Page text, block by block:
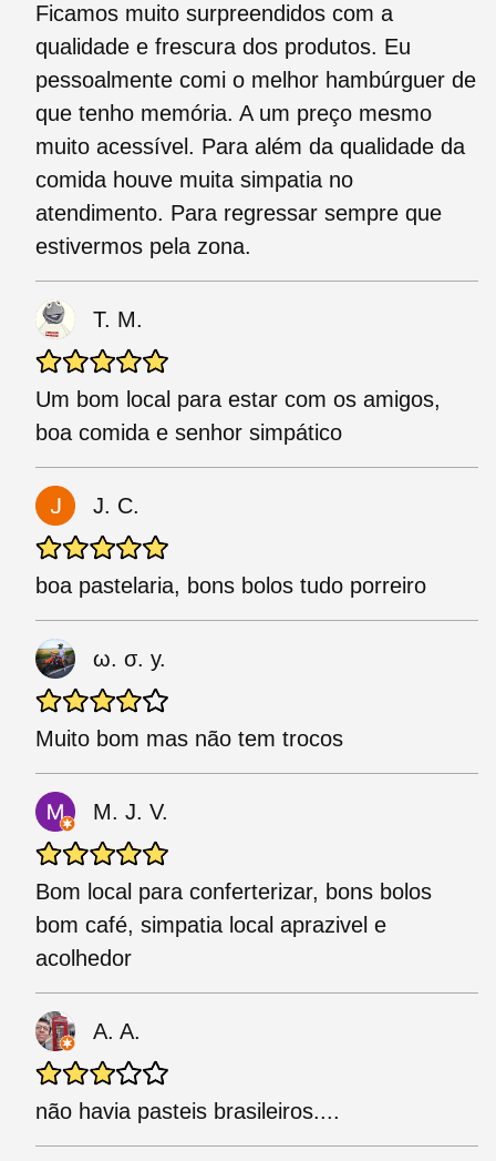
Ficamos muito surpreendidos com a
qualidade e frescura dos produtos. Eu
pessoalmente comi o melhor hambúrguer de
que tenho memória. A um preço mesmo
muito acessível. Para além da qualidade da
comida houve muita simpatia no
atendimento. Para regressar sempre que
estivermos pela zona.
T. M.
Um bom local para estar com os amigos,
boa comida e senhor simpático
J. C.
boa pastelaria, bons bolos tudo porreiro
ω. σ. у.
Muito bom mas não tem trocos
M. J. V.
Bom local para conferterizar, bons bolos
bom café, simpatia local aprazivel e
acolhedor
A. A.
não havia pasteis brasileiros....